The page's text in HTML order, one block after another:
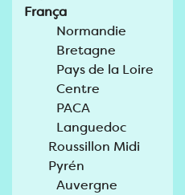
França
Normandie
Bretagne
Pays de la Loire
Centre
PACA
Languedoc
Roussillon Midi
Pyrén
Auvergne